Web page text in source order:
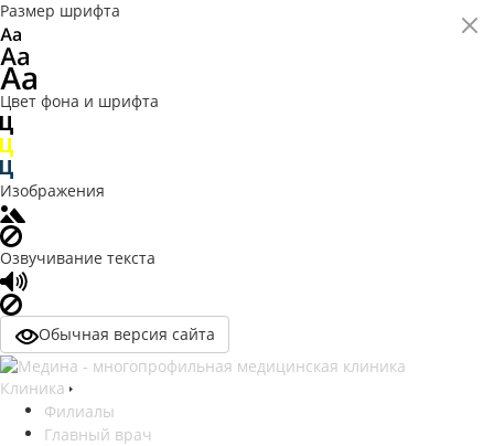
Размер шрифта
Цвет фона и шрифта
Изображения
Озвучивание текста
Обычная версия сайта
Клиника
Филиалы
Главный врач